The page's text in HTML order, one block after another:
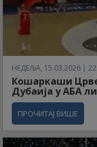
НЕДЕЉА, 15.03.2026 |
Кошаркаши
Дубаија у АБА
ПРОЧИТАЈ ВИШЕ